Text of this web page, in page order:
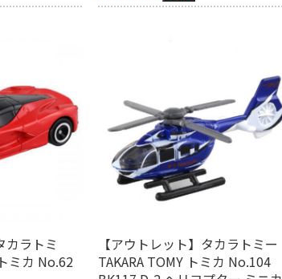
カラトミ
ミカ No.62
【アウトレット】タカラトミー
TAKARA TOMY トミカ No.104
条件で絞り込む